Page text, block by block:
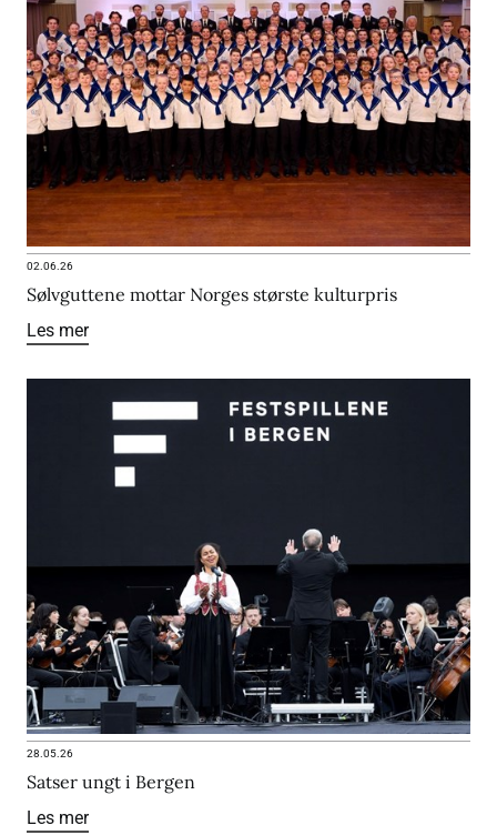
02.06.26
Sølvguttene mottar Norges største kulturpris
Les mer
28.05.26
Satser ungt i Bergen
Les mer